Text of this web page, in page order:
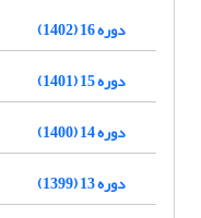
دوره 16 (1402)
دوره 15 (1401)
دوره 14 (1400)
دوره 13 (1399)